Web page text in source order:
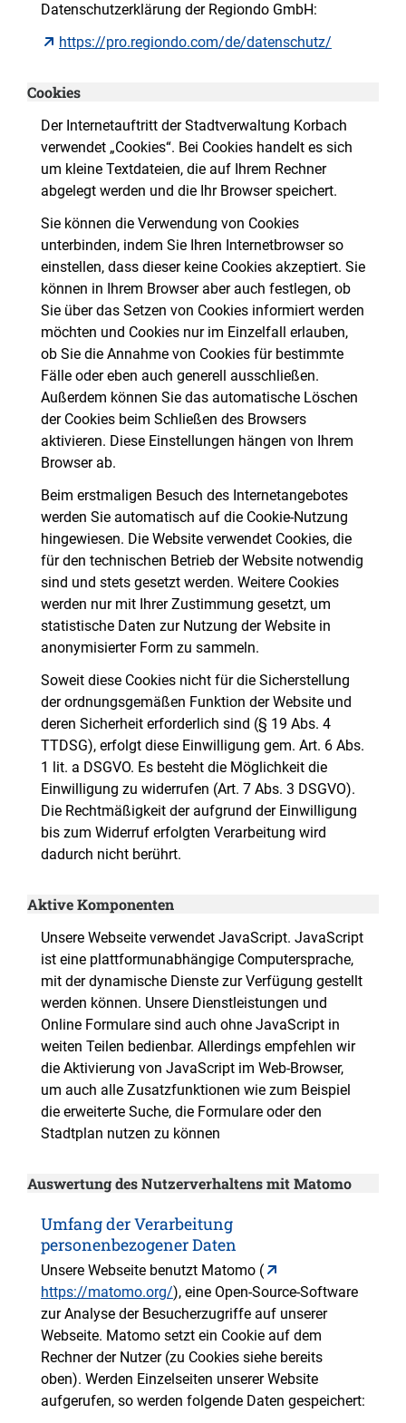
Datenschutzerklärung der Regiondo GmbH:
https://pro.regiondo.com/de/datenschutz/
Cookies
Der Internetauftritt der Stadtverwaltung Korbach
verwendet „Cookies“. Bei Cookies handelt es sich
um kleine Textdateien, die auf Ihrem Rechner
abgelegt werden und die Ihr Browser speichert.
Sie können die Verwendung von Cookies
unterbinden, indem Sie Ihren Internetbrowser so
einstellen, dass dieser keine Cookies akzeptiert. Sie
können in Ihrem Browser aber auch festlegen, ob
Sie über das Setzen von Cookies informiert werden
möchten und Cookies nur im Einzelfall erlauben,
ob Sie die Annahme von Cookies für bestimmte
Fälle oder eben auch generell ausschließen.
Außerdem können Sie das automatische Löschen
der Cookies beim Schließen des Browsers
aktivieren. Diese Einstellungen hängen von Ihrem
Browser ab.
Beim erstmaligen Besuch des Internetangebotes
werden Sie automatisch auf die Cookie-Nutzung
hingewiesen. Die Website verwendet Cookies, die
für den technischen Betrieb der Website notwendig
sind und stets gesetzt werden. Weitere Cookies
werden nur mit Ihrer Zustimmung gesetzt, um
statistische Daten zur Nutzung der Website in
anonymisierter Form zu sammeln.
Soweit diese Cookies nicht für die Sicherstellung
der ordnungsgemäßen Funktion der Website und
deren Sicherheit erforderlich sind (§ 19 Abs. 4
TTDSG), erfolgt diese Einwilligung gem. Art. 6 Abs.
1 lit. a DSGVO. Es besteht die Möglichkeit die
Einwilligung zu widerrufen (Art. 7 Abs. 3 DSGVO).
Die Rechtmäßigkeit der aufgrund der Einwilligung
bis zum Widerruf erfolgten Verarbeitung wird
dadurch nicht berührt.
Aktive Komponenten
Unsere Webseite verwendet JavaScript. JavaScript
ist eine plattformunabhängige Computersprache,
mit der dynamische Dienste zur Verfügung gestellt
werden können. Unsere Dienstleistungen und
Online Formulare sind auch ohne JavaScript in
weiten Teilen bedienbar. Allerdings empfehlen wir
die Aktivierung von JavaScript im Web-Browser,
um auch alle Zusatzfunktionen wie zum Beispiel
die erweiterte Suche, die Formulare oder den
Stadtplan nutzen zu können
Auswertung des Nutzerverhaltens mit Matomo
Umfang der Verarbeitung
personenbezogener Daten
Unsere Webseite benutzt Matomo (
https://matomo.org/), eine Open-Source-Software
zur Analyse der Besucherzugriffe auf unserer
Webseite. Matomo setzt ein Cookie auf dem
Rechner der Nutzer (zu Cookies siehe bereits
oben). Werden Einzelseiten unserer Website
aufgerufen, so werden folgende Daten gespeichert: